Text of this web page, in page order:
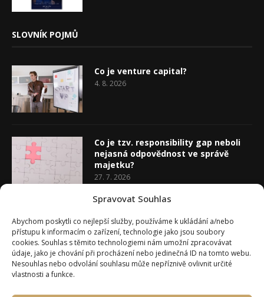
Spravovat Souhlas
Abychom poskytli co nejlepší služby, používáme k ukládání a/nebo
přístupu k informacím o zařízení, technologie jako jsou soubory
cookies. Souhlas s těmito technologiemi nám umožní zpracovávat
údaje, jako je chování při procházení nebo jedinečná ID na tomto webu.
Nesouhlas nebo odvolání souhlasu může nepříznivě ovlivnit určité
vlastnosti a funkce.
SLOVNÍK POJMŮ
Co je venture capital?
4. 8. 2026
Co je tzv. responsibility gap neboli
nejasná odpovědnost ve správě
majetku?
27. 7. 2026
20. 7. 2026